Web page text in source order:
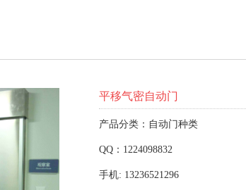
平移气密自动门
产品分类：自动门种类
QQ：1224098832
手机: 13236521296